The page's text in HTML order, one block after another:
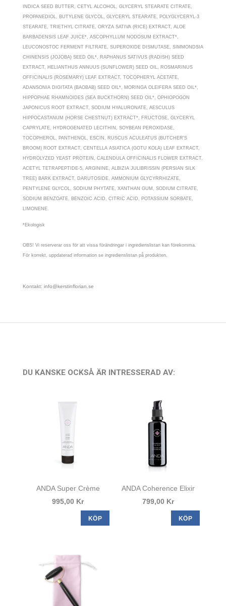
INDICA SEED BUTTER, CETYL ALCOHOL, GLYCERYL STEARATE CITRATE,
PROPANEDIOL, BUTYLENE GLYCOL, GLYCERYL STEARATE, POLYGLYCERYL-3
STEARATE, TRIETHYL CITRATE, ORYZA SATIVA (RICE) EXTRACT, ALOE
BARBADENSIS LEAF JUICE*, ASCOPHYLLUM NODOSUM EXTRACT*,
LEUCONOSTOC FERMENT FILTRATE, SUPEROXIDE DISMUTASE, SIMMONDSIA
CHINENSIS (JOJOBA) SEED OIL*, RAPHANUS SATIVUS (RADISH) SEED
EXTRACT, HELIANTHUS ANNUUS (SUNFLOWER) SEED OIL, ROSMARINUS
OFFICINALIS (ROSEMARY) LEAF EXTRACT, TOCOPHERYL ACETATE,
ADANSONIA DIGITATA (BAOBAB) SEED OIL*, MORINGA OLEIFERA SEED OIL*,
HIPPOPHAE RHAMNOIDES (SEA BUCKTHORN) SEED OIL*, OPHIOPOGON
JAPONICUS ROOT EXTRACT, SODIUM HYALURONATE, AESCULUS
HIPPOCASTANUM (HORSE CHESTNUT) EXTRACT*, FRUCTOSE, GLYCERYL
CAPRYLATE, HYDROGENATED LECITHIN, SOYBEAN PEROXIDASE,
TOCOPHEROL, PANTHENOL, ESCIN, RUSCUS ACULEATUS (BUTCHER'S
BROOM) ROOT EXTRACT, CENTELLA ASIATICA (GOTU KOLA) LEAF EXTRACT,
HYDROLYZED YEAST PROTEIN, CALENDULA OFFICINALIS FLOWER EXTRACT,
ACETYL TETRAPEPTIDE-5, ARGININE, ALBIZIA JULIBRISSIN (PERSIAN SILK
TREE) BARK EXTRACT, DARUTOSIDE, AMMONIUM GLYCYRRHIZATE,
PENTYLENE GLYCOL, SODIUM PHYTATE, XANTHAN GUM, SODIUM CITRATE,
SODIUM BENZOATE, BENZOIC ACID, CITRIC ACID, POTASSIUM SORBATE,
LIMONENE.
*Ekologisk
OBS! Vi reserverar oss för att vissa förändringar i ingredienslistan kan förekomma.
För korrekt, uppdaterad information se ingredienslistan på produkten.
Kontakt: info@kerstinflorian.se
DU KANSKE OCKSÅ ÄR INTRESSERAD AV:
ANDA Super Crème
995,00 Kr
KÖP
ANDA Coherence Elixir
799,00 Kr
KÖP